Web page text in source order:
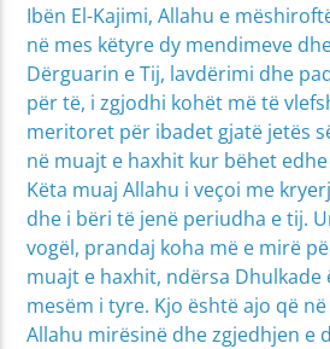
Ibën El-Kajimi, Allahu e
në mes këtyre dy mendimeve
Dërguarin e Tij, lavdërimi dhe
për të, i zgjodhi kohët më të
meritoret për ibadet gjatë jetës
në muajt e haxhit kur bëhet
Këta muaj Allahu i veçoi me
dhe i bëri të jenë periudha e tij.
vogël, prandaj koha më e mirë
muajt e haxhit, ndërsa Dhulkade
mesëm i tyre. Kjo është ajo që
Allahu mirësinë dhe zgjedhjen e